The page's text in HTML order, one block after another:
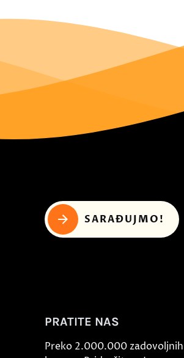
SARAĐUJMO!
PRATITE NAS
Preko 2.000.000 zadovoljnih